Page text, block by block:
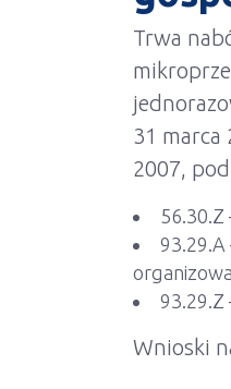
Trwa
31 marca
2007,
93.29.A
93.29.Z
Wnioski